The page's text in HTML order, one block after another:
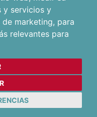
y servicios y
marketing, para
relevantes para